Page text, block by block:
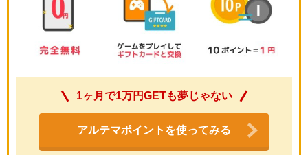
1ヶ月で1万円GETも夢じゃない
アルテマポイントを使ってみる